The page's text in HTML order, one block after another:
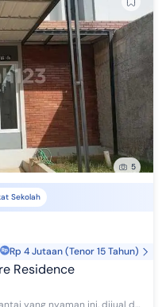
5
Sekolah
Rp 4 Jutaan (Tenor 15 Tahun)
Residence
Rumah di Cinere. Dapatkan rumah 1 lantai yang nyaman ini, dijual dengan pemandangan asri yang menambah nilai estetika di lingkungan hunian. Rumah...